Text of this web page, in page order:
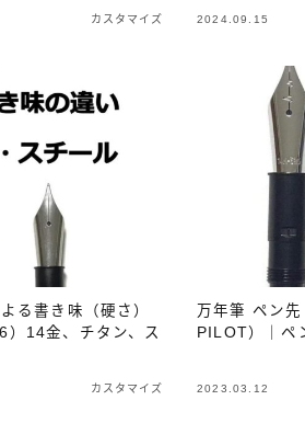
ワンチャー［
寺西化学工業
紙
カスタマイズ 2024.09.15
る書き味（硬さ）
14金、チタン、ス
カスタマイズ
万年筆 ペン
PILOT）｜ペ
2023.03.12